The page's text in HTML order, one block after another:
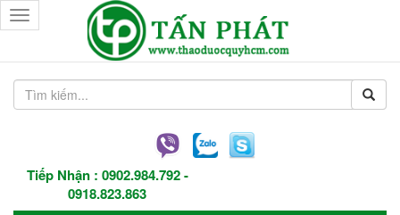
Tiếp Nhận : 0902.984.792-
0918.823.863
Toggle
navigation